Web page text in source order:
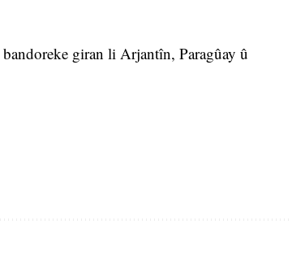
giran li Arjantîn, Paragûay û